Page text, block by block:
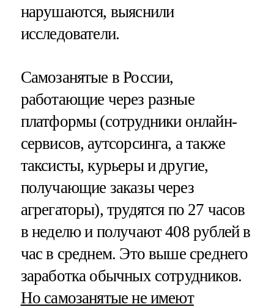
нарушаются, выяснили
исследователи.
Самозанятые в России,
работающие через разные
платформы (сотрудники онлайн-
сервисов, аутсорсинга, а также
таксисты, курьеры и другие,
получающие заказы через
агрегаторы), трудятся по 27 часов
в неделю и получают 408 рублей в
час в среднем. Это выше среднего
заработка обычных сотрудников.
Но самозанятые не имеют